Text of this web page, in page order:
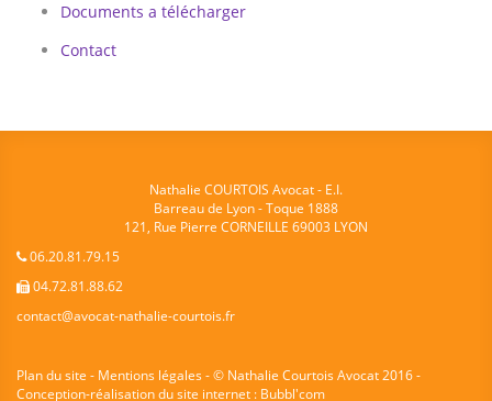
Documents a télécharger
Contact
Nathalie COURTOIS Avocat - E.I.
Barreau de Lyon - Toque 1888
121, Rue Pierre CORNEILLE 69003 LYON
06.20.81.79.15
04.72.81.88.62
contact@avocat-nathalie-courtois.fr
Plan du site - Mentions légales- © Nathalie Courtois Avocat 2016 -
Conception-réalisation du site internet : Bubbl'com